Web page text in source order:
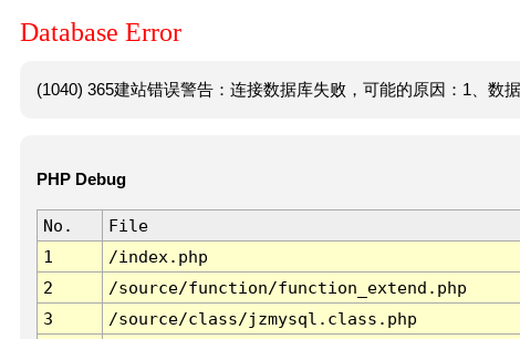
Database Error
(1040) 365建站错误警告：连接数据库失败，可能的原因：1、数
PHP Debug
No. File
1
/index.php
2
/source/function/function_extend.php
3
/source/class/jzmysql.class.php